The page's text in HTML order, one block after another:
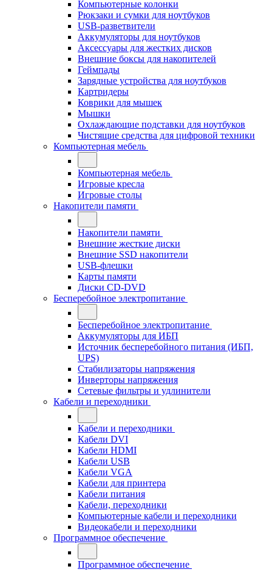
Компьютерные колонки
Рюкзаки и сумки для ноутбуков
USB-разветвители
Аккумуляторы для ноутбуков
Аксессуары для жестких дисков
Внешние боксы для накопителей
Геймпады
Зарядные устройства для ноутбуков
Картридеры
Коврики для мышек
Мышки
Охлаждающие подставки для ноутбуков
Чистящие средства для цифровой техники
Компьютерная мебель
Компьютерная мебель
Игровые кресла
Игровые столы
Накопители памяти
Накопители памяти
Внешние жесткие диски
Внешние SSD накопители
USB-флешки
Карты памяти
Диски CD-DVD
Бесперебойное электропитание
Бесперебойное электропитание
Аккумуляторы для ИБП
Источник бесперебойного питания (ИБП,
UPS)
Стабилизаторы напряжения
Инверторы напряжения
Сетевые фильтры и удлинители
Кабели и переходники
Кабели и переходники
Кабели DVI
Кабели HDMI
Кабели USB
Кабели VGA
Кабели для принтера
Кабели питания
Кабели, переходники
Компьютерные кабели и переходники
Видеокабели и переходники
Программное обеспечение
Программное обеспечение